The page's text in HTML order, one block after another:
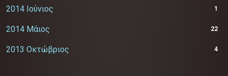
2014 Ιούνιος 1
2014 Μάιος 22
2013 Οκτώβριος 4